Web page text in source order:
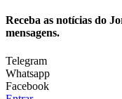
Receba as notícias do
mensagens.
Telegram
Whatsapp
Facebook